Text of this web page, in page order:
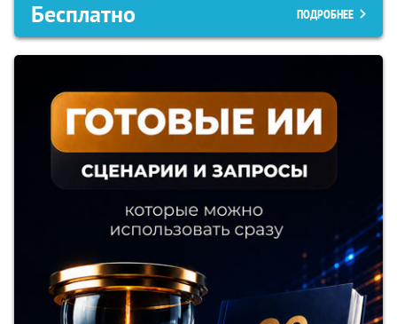
Бесплатно ПОДРОБНЕЕ